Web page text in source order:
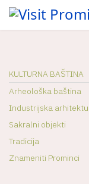
KULTURNA BAŠTINA
Arheološka baština
Industrijska
Sakralni objekti
Tradicija
Znameniti Prominci